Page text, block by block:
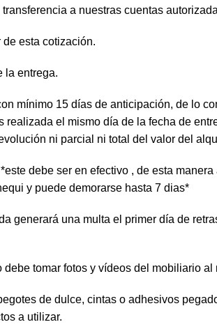
a nuestras cuentas
esta cotización.
la entrega.
mínimo 15 días de anticipación, de lo
el mismo día de la fecha de
ni parcial ni total del valor del
debe ser en efectivo , de esta
y puede demorarse hasta 7 dias*
generará una multa el primer día de
tomar fotos y vídeos del mobiliario
de dulce, cintas o adhesivos
a utilizar.